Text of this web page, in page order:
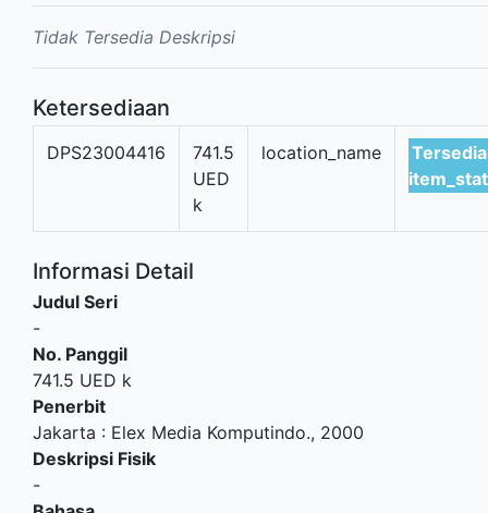
Tidak Tersedia Deskripsi
Ketersediaan
DPS23004416
741.5
UED
k
location_name
Informasi Detail
Judul Seri
-
No. Panggil
741.5 UED k
Penerbit
Jakarta : Elex Media Komputindo., 2000
Deskripsi Fisik
-